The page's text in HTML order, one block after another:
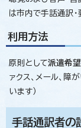
は市内で手話通訳
利用方法
原則として派遣希
ァクス、メール、障
います）
手話通訳者の